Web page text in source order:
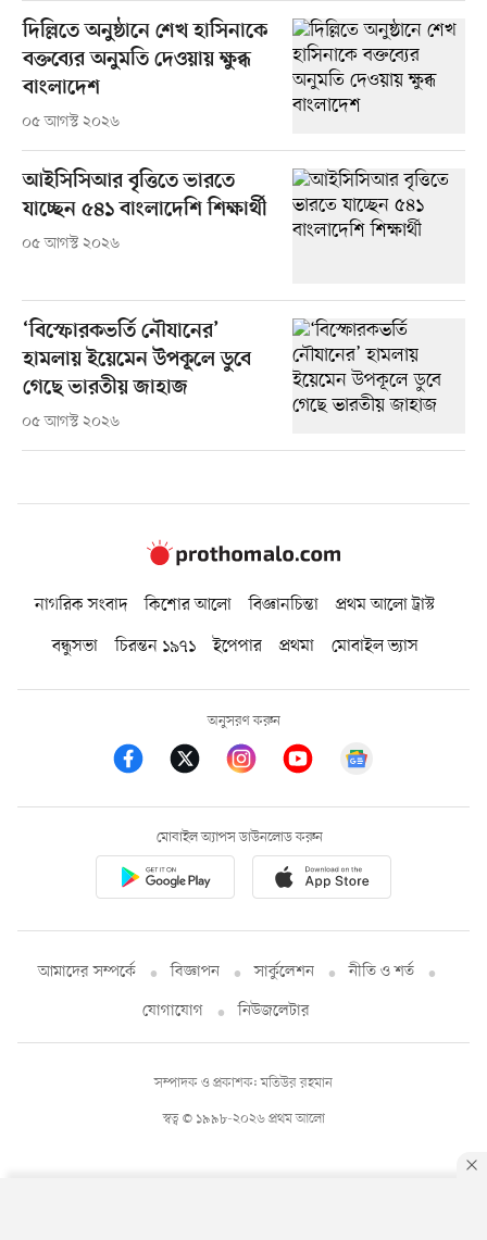
দিল্লিতে অনুষ্ঠানে শেখ হাসিনাকে
বক্তব্যের অনুমতি দেওয়ায় ক্ষুব্ধ
বাংলাদেশ
০৫ আগস্ট ২০২৬
আইসিসিআর বৃত্তিতে ভারতে
যাচ্ছেন ৫৪১ বাংলাদেশি শিক্ষার্থী
০৫ আগস্ট ২০২৬
‘বিস্ফোরকভর্তি নৌযানের’
হামলায় ইয়েমেন উপকূলে ডুবে
গেছে ভারতীয় জাহাজ
০৫ আগস্ট ২০২৬
নাগরিক সংবাদ কিশোর আলো বিজ্ঞানচিন্তা
প্রথম আলো ট্রাস্ট
বন্ধুসভা
চিরন্তন ১৯৭১ ইপেপার প্রথমা মোবাইল ভ্যাস
অনুসরণ করুন
মোবাইল অ্যাপস ডাউনলোড করুন
আমাদের সম্পর্কে বিজ্ঞাপন সার্কুলেশন
নীতি ও শর্ত
যোগাযোগ
নিউজলেটার
স্বত্ব © ১৯৯৮-২০২৬ প্রথম আলো
সম্পাদক ও প্রকাশক: মতিউর রহমান